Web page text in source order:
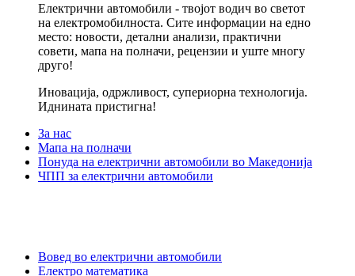
Електрични автомобили - твојот водич во светот
на електромобилноста. Сите информации на едно
место: новости, детални анализи, практични
совети, мапа на полначи, рецензии и уште многу
друго!
Иновација, одржливост, супериорна технологија.
Иднината пристигна!
За нас
Мапа на полначи
Понуда на електрични автомобили во Македонија
ЧПП за електрични автомобили
Вовед во електрични автомобили
Електро математика